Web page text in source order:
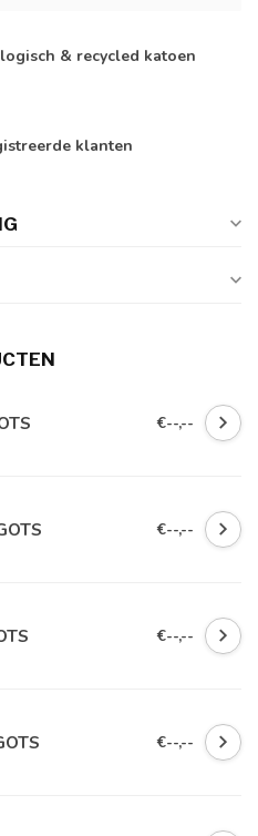
& recycled katoen
klanten
€--,--
€--,--
€--,--
€--,--